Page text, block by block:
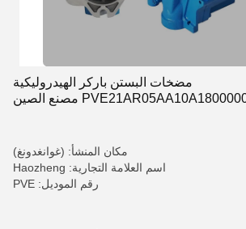
مضخات البستن باركر الهيدروليكية
PVE21AR05AA10A1800000100100CD0A مصنع الصين
مكان المنشأ: (غوانغدونغ)
اسم العلامة التجارية: Haozheng
رقم الموديل: PVE